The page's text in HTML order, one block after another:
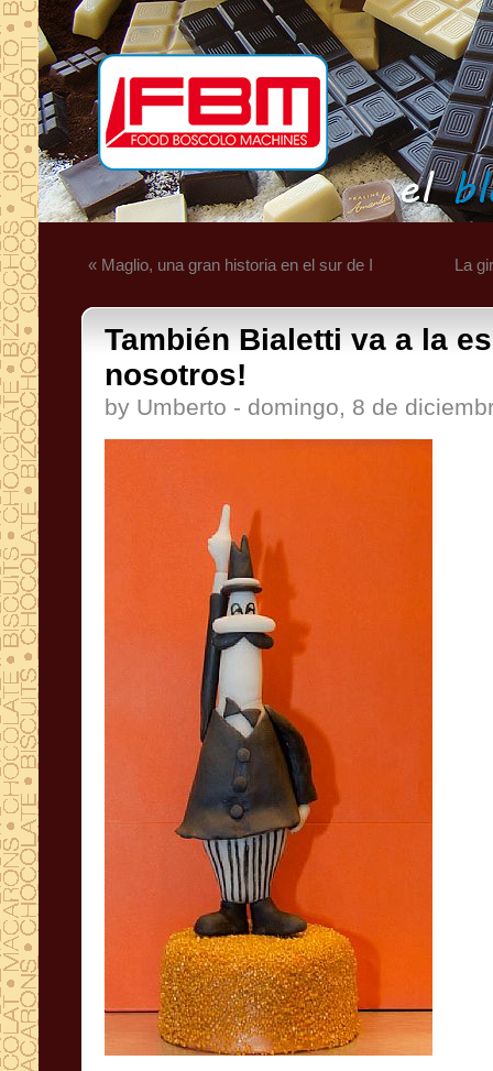
« Maglio, una gran historia en el sur de I La
También Bialetti va a la
nosotros!
by Umberto - domingo, 8 de